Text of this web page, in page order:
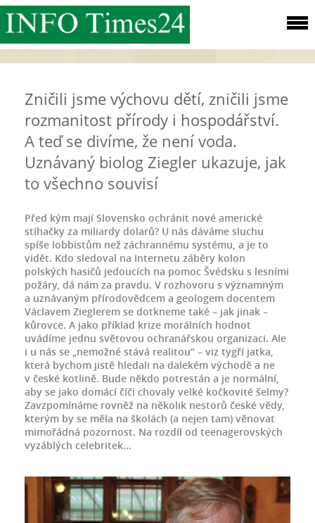
Zničili jsme výchovu dětí, zničili jsme
rozmanitost přírody i hospodářství.
A teď se divíme, že není voda.
Uznávaný biolog Ziegler ukazuje, jak
to všechno souvisí
Před kým mají Slovensko ochránit nové americké
stíhačky za miliardy dolarů? U nás dáváme sluchu
spíše lobbistům než záchrannému systému, a je to
vidět. Kdo sledoval na Internetu záběry kolon
polských hasičů jedoucích na pomoc Švédsku s lesními
požáry, dá nám za pravdu. V rozhovoru s významným
a uznávaným přírodovědcem a geologem docentem
Václavem Zieglerem se dotkneme také – jak jinak –
kůrovce. A jako příklad krize morálních hodnot
uvádíme jednu světovou ochranářskou organizaci. Ale
i u nás se „nemožné stává realitou“ – viz tygří jatka,
která bychom jistě hledali na dalekém východě a ne
v české kotlině. Bude někdo potrestán a je normální,
aby se jako domácí číči chovaly velké kočkovité šelmy?
Zavzpomínáme rovněž na několik nestorů české vědy,
kterým by se měla na školách (a nejen tam) věnovat
mimořádná pozornost. Na rozdíl od teenagerovských
vyzáblých celebritek…